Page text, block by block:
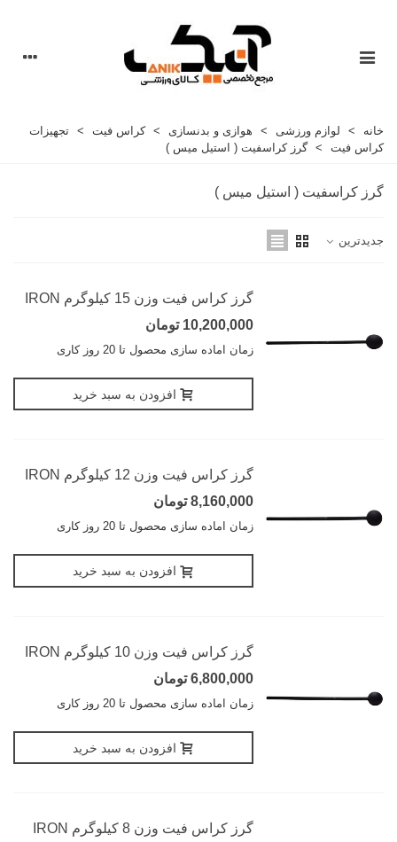
خانه > لوازم ورزشی > هوازی و بدنسازی > کراس فیت > تجهیزات
کراس فیت
> گرز کراسفیت ( استیل میس )
گرز کراسفیت ( استیل میس )
جدیدترین
گرز کراس فیت وزن 15 کیلوگرم IRON
10,200,000 تومان
زمان اماده سازی محصول تا 20 روز کاری
افزودن به سبد خرید
گرز کراس فیت وزن 12 کیلوگرم IRON
8,160,000 تومان
زمان اماده سازی محصول تا 20 روز کاری
افزودن به سبد خرید
گرز کراس فیت وزن 10 کیلوگرم IRON
6,800,000 تومان
زمان اماده سازی محصول تا 20 روز کاری
افزودن به سبد خرید
گرز کراس فیت وزن 8 کیلوگرم IRON